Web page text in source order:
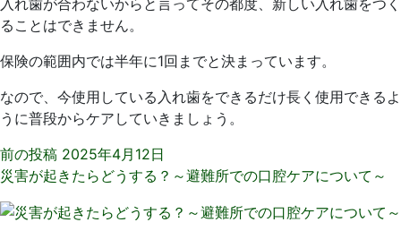
ることはできません。
保険の範囲内では半年に1回までと決まっています。
なので、今使用している入れ歯をできるだけ長く使用できるよ
うに普段からケアしていきましょう。
前の投稿 2025年4月12日
災害が起きたらどうする？～避難所での口腔ケアについて～